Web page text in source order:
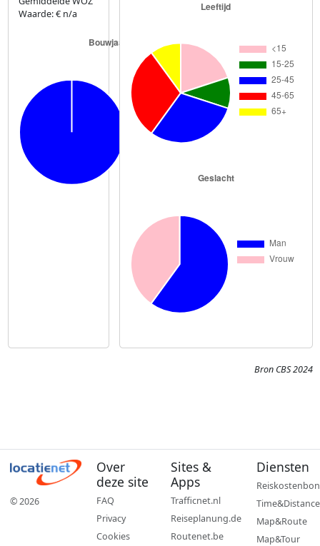
Waarde: € n/a
Bron CBS 2024
© 2026
Over
deze site
FAQ
Privacy
Cookies
Sites &
Apps
Trafficnet.nl
Reiseplanung.de
Routenet.be
Diensten
Reiskostenbon
Time&Distance
Map&Route
Map&Tour